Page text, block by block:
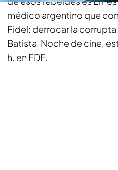
médico argentino que
Fidel: derrocar la
Batista. Noche de cine,
h. en FDF.